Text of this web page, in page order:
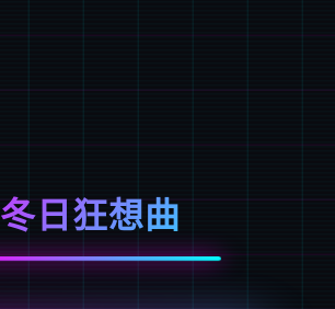
冬日狂想曲